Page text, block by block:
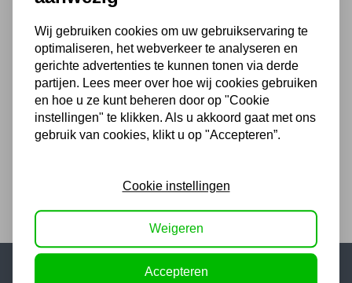
Blindklinknagel
aluminium/staal 6 mm 13 - 15
mm 250st. doos
55,28
45,69 excl. BTW
Wij gebruiken cookies om uw gebruikservaring te
optimaliseren, het webverkeer te analyseren en
gerichte advertenties te kunnen tonen via derde
partijen. Lees meer over hoe wij cookies gebruiken
en hoe u ze kunt beheren door op "Cookie
instellingen" te klikken. Als u akkoord gaat met ons
gebruik van cookies, klikt u op "Accepteren”.
Cookie instellingen
Weigeren
Accepteren